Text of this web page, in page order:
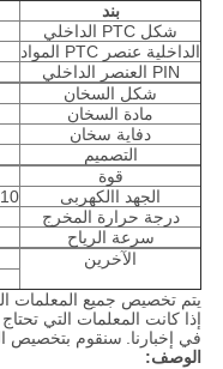
بند
شكل PTC الداخلي
الداخلية عنصر PTC المواد
PIN العنصر الداخلي
شكل السخان
مادة السخان
دفاية سخان
التصميم
قوة
الجهد االكهربى
110 فولت 220
درجة حرارة المخرج
سرعة الرياح
الآخرين
يتم تخصيص جميع المعلمات
إذا كانت المعلمات التي
في إخبارنا. سنقوم بتخصيص
الوصف: